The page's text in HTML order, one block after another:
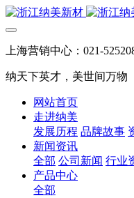
上海营销中心：021-
纳天下英才，美世间万物
网站首页
走进纳美
发展历程 品牌故事
新闻资讯
全部 公司新闻 行业
产品中心
全部